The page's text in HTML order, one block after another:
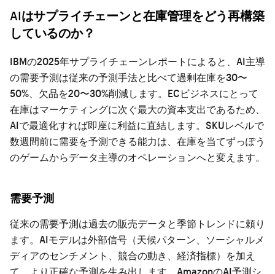
AIはサプライチェーンと在庫管理をどう再構築
しているのか？
IBMの2025年サプライチェーンレポートによると、AI主導
の需要予測は従来の予測手法と比べて過剰在庫を30〜
50%、欠品を20〜30%削減します。ECビジネスにとって
在庫はマーケティングに次ぐ最大の資本支出であるため、
AIで最適化すれば即座に利益に直結します。SKUレベルで
数週間前に需要を予測できる能力は、在庫を当てずっぽう
のゲームからデータ主導のオペレーションへと変えます。
需要予測
従来の需要予測は過去の販売データと季節トレンドに頼り
ます。AIモデルは外部信号（天候パターン、ソーシャルメ
ディアのセンチメント、競合の動き、経済指標）を加え
て、より正確な予測を生み出します。AmazonのAI予測シ